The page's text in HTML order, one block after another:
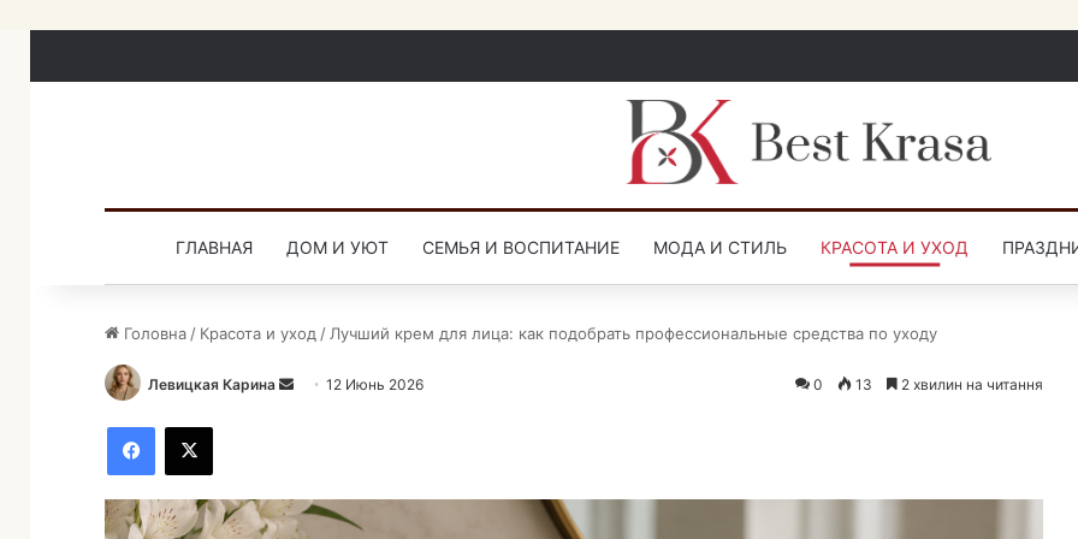
ГЛАВНАЯ ДОМ И УЮТ СЕМЬЯ И ВОСПИТАНИЕ МОДА И СТИЛЬ КРАСОТА И УХОД
Головна / Красота и уход / Лучший крем для лица: как подобрать профессиональные средства по уходу
Левицкая Карина
а
в
12 Июнь 2026 0 13 2 хвилин на читання